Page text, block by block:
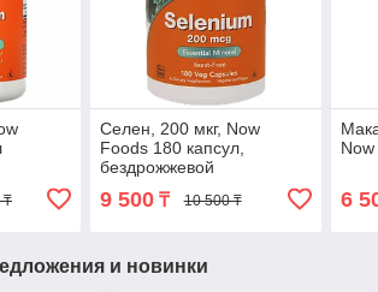
₸
Селен, 200 мкг, Now
Foods 180 капсул,
бездрожжевой
9 500₸ 10 500 ₸ 6
и новинки